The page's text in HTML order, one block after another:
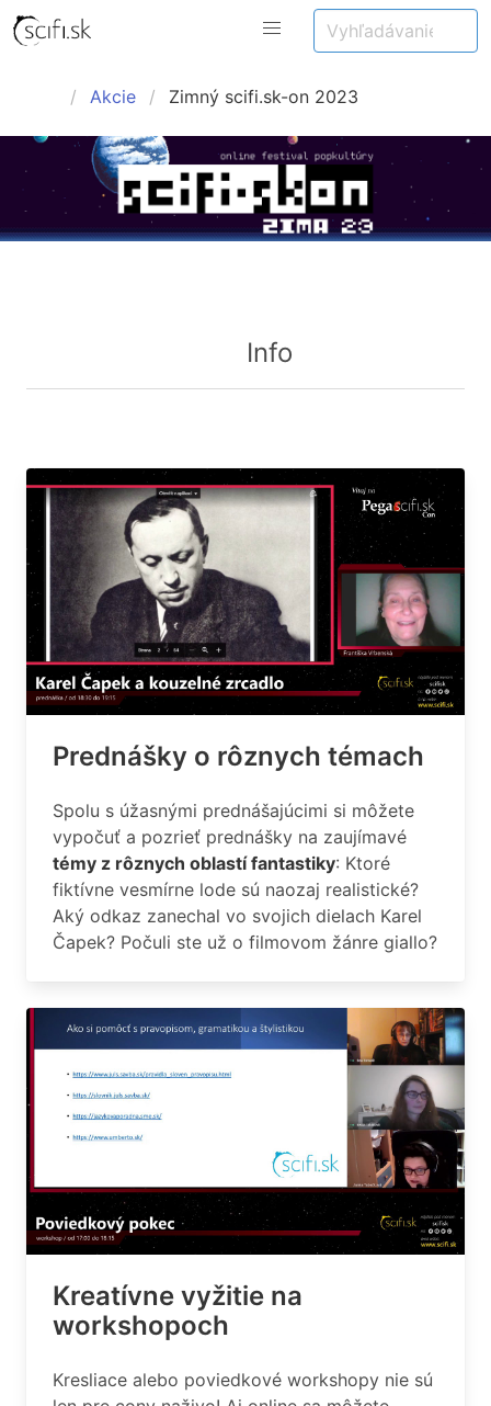
Akcie Zimný scifi.sk-on 2023
Info
Prednášky o rôznych témach
Spolu s úžasnými prednášajúcimi si môžete
vypočuť a pozrieť prednášky na zaujímavé
témy z rôznych oblastí fantastiky: Ktoré
fiktívne vesmírne lode sú naozaj realistické?
Aký odkaz zanechal vo svojich dielach Karel
Čapek? Počuli ste už o filmovom žánre giallo?
Kreatívne vyžitie na
workshopoch
Kresliace alebo poviedkové workshopy nie sú